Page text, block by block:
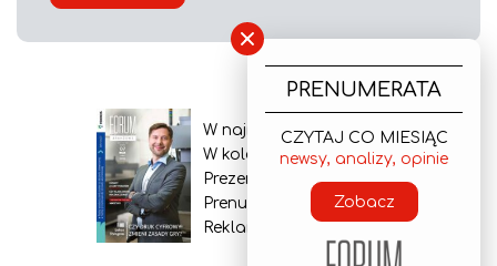
W najnowszym wydaniu
W kolejnym numerze
Prezentacja gazety
Prenumerata
Reklama
×
PRENUMERATA
CZYTAJ CO MIESIĄC
newsy, analizy, opinie
Zobacz